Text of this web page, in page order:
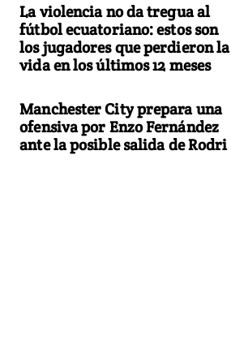
La violencia no da tregua al
fútbol ecuatoriano: estos son
los jugadores que perdieron la
vida en los últimos 12 meses
Manchester City prepara una
ofensiva por Enzo Fernández
ante la posible salida de Rodri